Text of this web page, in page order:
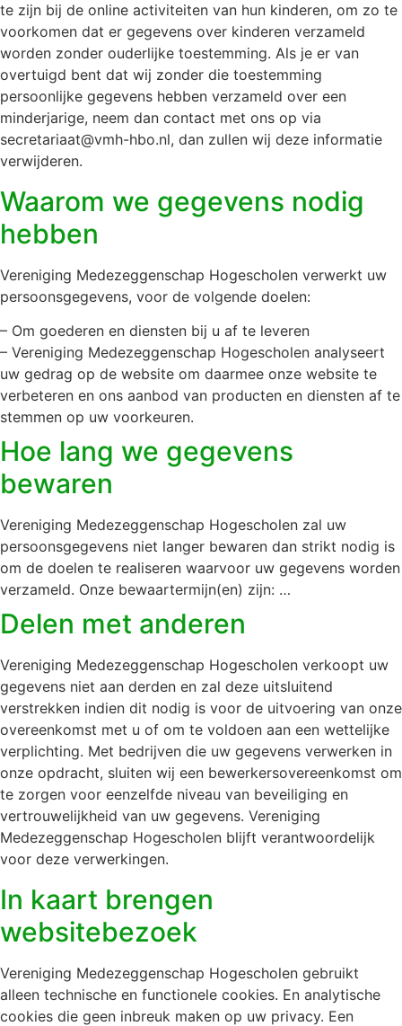
te zijn bij de online activiteiten van hun kinderen, om zo te
voorkomen dat er gegevens over kinderen verzameld
worden zonder ouderlijke toestemming. Als je er van
overtuigd bent dat wij zonder die toestemming
persoonlijke gegevens hebben verzameld over een
minderjarige, neem dan contact met ons op via
secretariaat@vmh-hbo.nl, dan zullen wij deze informatie
verwijderen.
Waarom we gegevens nodig
hebben
Vereniging Medezeggenschap Hogescholen verwerkt uw
persoonsgegevens, voor de volgende doelen:
– Om goederen en diensten bij u af te leveren
– Vereniging Medezeggenschap Hogescholen analyseert
uw gedrag op de website om daarmee onze website te
verbeteren en ons aanbod van producten en diensten af te
stemmen op uw voorkeuren.
Hoe lang we gegevens
bewaren
Vereniging Medezeggenschap Hogescholen zal uw
persoonsgegevens niet langer bewaren dan strikt nodig is
om de doelen te realiseren waarvoor uw gegevens worden
verzameld. Onze bewaartermijn(en) zijn: …
Delen met anderen
Vereniging Medezeggenschap Hogescholen verkoopt uw
gegevens niet aan derden en zal deze uitsluitend
verstrekken indien dit nodig is voor de uitvoering van onze
overeenkomst met u of om te voldoen aan een wettelijke
verplichting. Met bedrijven die uw gegevens verwerken in
onze opdracht, sluiten wij een bewerkersovereenkomst om
te zorgen voor eenzelfde niveau van beveiliging en
vertrouwelijkheid van uw gegevens. Vereniging
Medezeggenschap Hogescholen blijft verantwoordelijk
voor deze verwerkingen.
In kaart brengen
websitebezoek
Vereniging Medezeggenschap Hogescholen gebruikt
alleen technische en functionele cookies. En analytische
cookies die geen inbreuk maken op uw privacy. Een